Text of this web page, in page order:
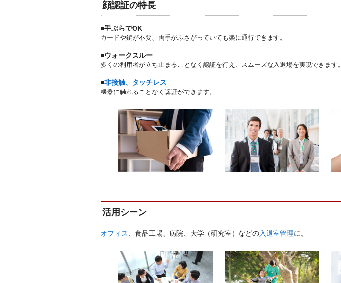
顔認証の特長
■手ぶらでOK
カードや鍵が不要、両手がふさがっていても楽に通行できます。
■ウォークスルー
多くの利用者が立ち止まることなく認証を行え、スムーズな入退場を実現できます。
■非接触、タッチレス
機器に触れることなく認証ができます。
活用シーン
オフィス、食品工場、病院、大学（研究室）などの入退室管理に。